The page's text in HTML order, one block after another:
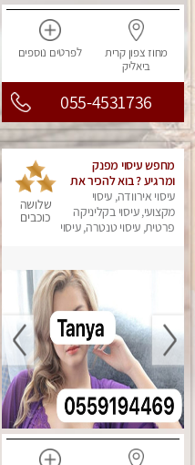
מחוז צפוןקרית
ביאליק
לפרטים נוספים
055-4531736
מחפש עיסוי מפנק
ומרגיע ? בוא להכיר את
הצוות המעסות החדשות
שלנו.
עיסוי אירוודה, עיסוי
מקצועי, עיסוי בקליניקה
פרטית, עיסוי טנטרה, עיסוי
שלושה
כוכבים